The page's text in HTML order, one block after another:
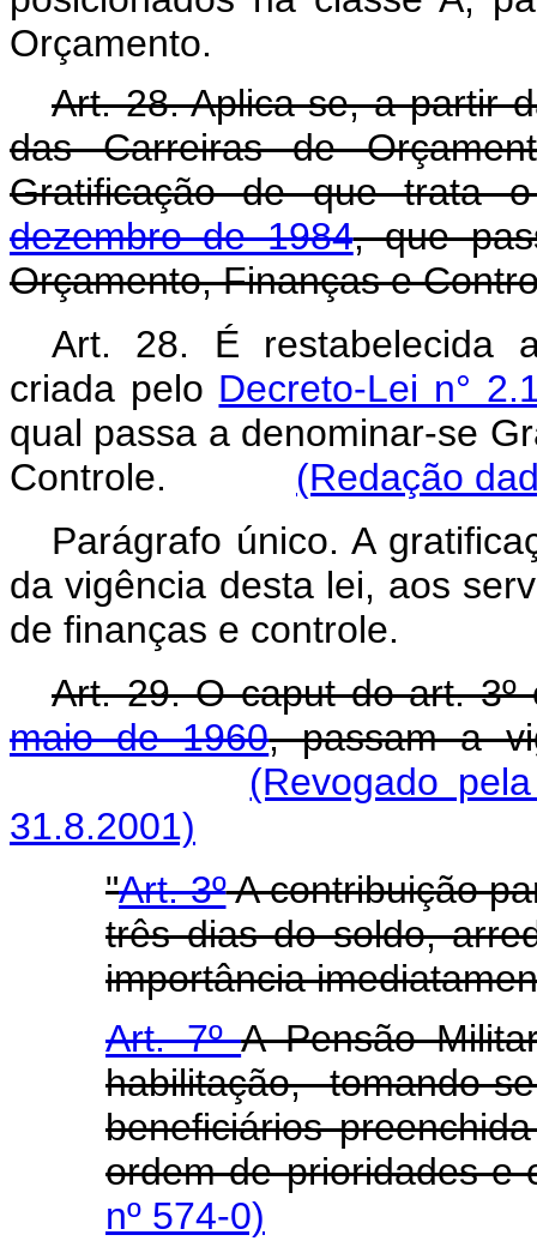
Orçamento.
Art. 28. Aplica-se, a partir
das Carreiras de
Gratificação de que trata
dezembro de 1984, que
Orçamento, Finanças e
Art. 28. É restabelecida
criada pelo Decreto-Lei n°
qual passa a denominar-se
Controle. (Redação
Parágrafo único. A
da vigência desta lei, aos
de finanças e
Art. 29. O caput do art.
maio de 1960, passam a
(Revogado
31.8.2001)
"Art. 3ºA contribuição
três dias do soldo,
importância
Art. 7ºA Pensão
habilitação,
beneficiários
ordem de prioridades e
nº 574-0)